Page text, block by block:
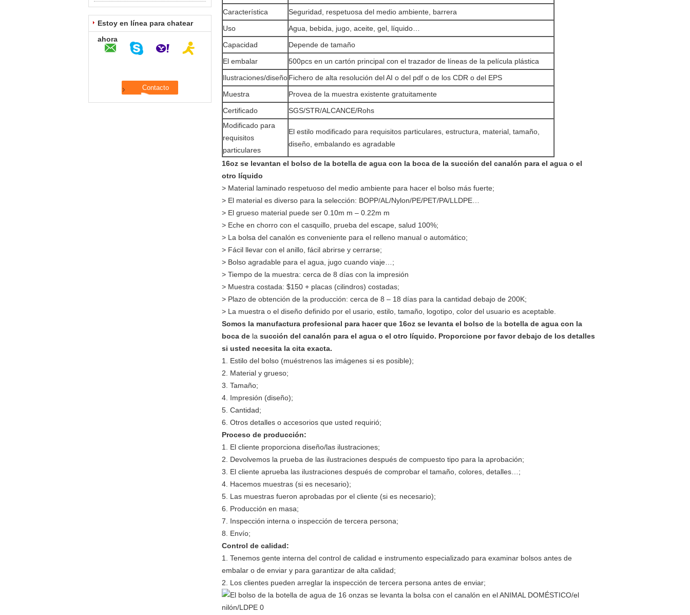
Estoy en línea para chatear
ahora
Característica
Seguridad, respetuosa del medio ambiente, barrera
Uso
Agua, bebida, jugo, aceite, gel, líquido…
Capacidad
Depende de tamaño
El embalar
500pcs en un cartón principal con el trazador de líneas de la película plástica
Ilustraciones/diseñoFichero de alta resolución del AI o del pdf o de los CDR o del EPS
Muestra
Provea de la muestra existente gratuitamente
Certificado
SGS/STR/ALCANCE/Rohs
Modificado para
requisitos
particulares
El estilo modificado para requisitos particulares, estructura, material, tamaño,
diseño, embalando es agradable
16oz se levantan el bolso de la botella de agua con la boca de la succión del canalón para el agua o el
otro líquido
> Material laminado respetuoso del medio ambiente para hacer el bolso más fuerte;
> El material es diverso para la selección: BOPP/AL/Nylon/PE/PET/PA/LLDPE…
> El grueso material puede ser 0.10m m – 0.22m m
> Eche en chorro con el casquillo, prueba del escape, salud 100%;
> La bolsa del canalón es conveniente para el relleno manual o automático;
> Fácil llevar con el anillo, fácil abrirse y cerrarse;
> Bolso agradable para el agua, jugo cuando viaje…;
> Tiempo de la muestra: cerca de 8 días con la impresión
> Muestra costada: $150 + placas (cilindros) costadas;
> Plazo de obtención de la producción: cerca de 8 – 18 días para la cantidad debajo de 200K;
> La muestra o el diseño definido por el usario, estilo, tamaño, logotipo, color del usuario es aceptable.
Somos la manufactura profesional para hacer que 16oz se levanta el bolso de la botella de agua con la
boca de la succión del canalón para el agua o el otro líquido. Proporcione por favor debajo de los detalles
si usted necesita la cita exacta.
1. Estilo del bolso (muéstrenos las imágenes si es posible);
2. Material y grueso;
3. Tamaño;
4. Impresión (diseño);
5. Cantidad;
6. Otros detalles o accesorios que usted requirió;
Proceso de producción:
1. El cliente proporciona diseño/las ilustraciones;
2. Devolvemos la prueba de las ilustraciones después de compuesto tipo para la aprobación;
3. El cliente aprueba las ilustraciones después de comprobar el tamaño, colores, detalles…;
4. Hacemos muestras (si es necesario);
5. Las muestras fueron aprobadas por el cliente (si es necesario);
6. Producción en masa;
7. Inspección interna o inspección de tercera persona;
8. Envío;
Control de calidad:
1. Tenemos gente interna del control de calidad e instrumento especializado para examinar bolsos antes de
embalar o de enviar y para garantizar de alta calidad;
2. Los clientes pueden arreglar la inspección de tercera persona antes de enviar;